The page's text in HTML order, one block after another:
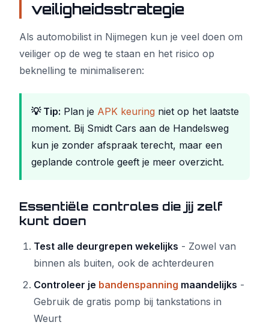
veiligheidsstrategie
Als automobilist in Nijmegen kun je veel doen om
veiliger op de weg te staan en het risico op
beknelling te minimaliseren:
💡 Tip: Plan je APK keuring niet op het laatste
moment. Bij Smidt Cars aan de Handelsweg
kun je zonder afspraak terecht, maar een
geplande controle geeft je meer overzicht.
Essentiële controles die jij zelf
kunt doen
Test alle deurgrepen wekelijks - Zowel van
binnen als buiten, ook de achterdeuren
Controleer je bandenspanning maandelijks -
Gebruik de gratis pomp bij tankstations in
Weurt